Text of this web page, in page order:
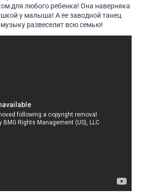
для любого ребенка! Она наверняка
у малыша! А ее заводной танец
развеселит всю семью!